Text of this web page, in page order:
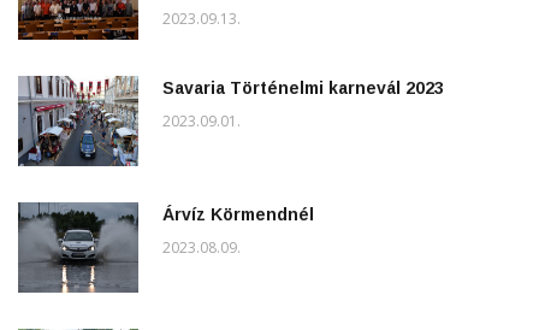
2023.09.13.
Savaria Történelmi karnevál 2023
2023.09.01.
Árvíz Körmendnél
2023.08.09.